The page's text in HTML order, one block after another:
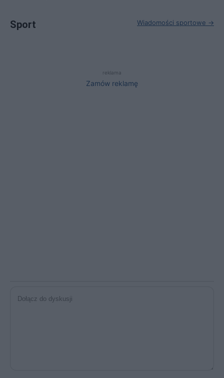
Sport Wiadomości sportowe →
reklama
Zamów reklamę